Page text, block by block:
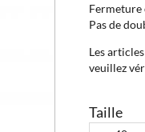
Fermeture
Pas de
Les
veuillez
Taille